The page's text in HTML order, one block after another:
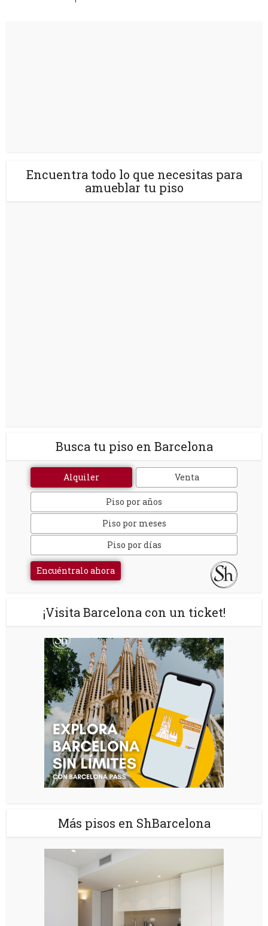
Encuentra todo lo que necesitas para
amueblar tu piso
Busca tu piso en Barcelona
Alquiler Venta
Piso por años
Piso por meses
Piso por días
Encuéntralo ahora
¡Visita Barcelona con un ticket!
Más pisos en ShBarcelona